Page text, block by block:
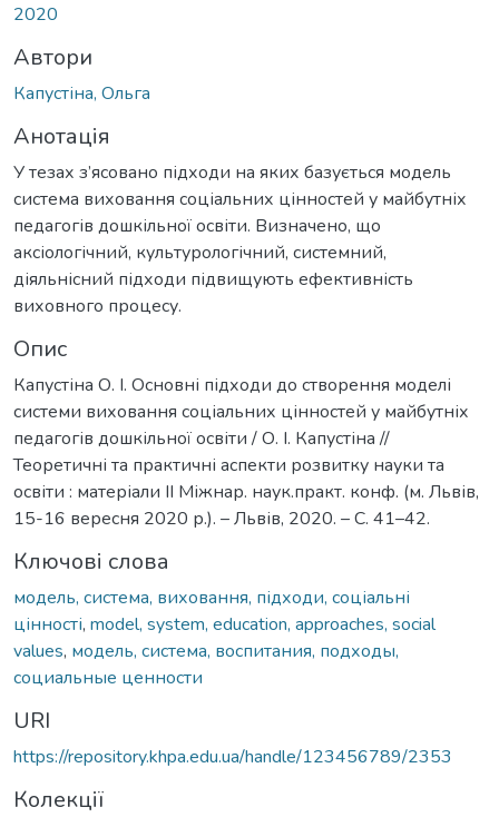
2020
Автори
Капустіна, Ольга
Анотація
У тезах з’ясовано підходи на яких базується модель
система виховання соціальних цінностей у майбутніх
педагогів дошкільної освіти. Визначено, що
аксіологічний, культурологічний, системний,
діяльнісний підходи підвищують ефективність
виховного процесу.
Опис
Капустіна О. І. Основні підходи до створення моделі
системи виховання соціальних цінностей у майбутніх
педагогів дошкільної освіти / О. І. Капустіна //
Теоретичні та практичні аспекти розвитку науки та
освіти : матеріали ІІ Міжнар. наук.­практ. конф. (м. Львів,
15-16 вересня 2020 р.). – Львів, 2020. – С. 41–42.
Ключові слова
модель, система, виховання, підходи, соціальні
цінності, model, system, education, approaches, social
values, модель, система, воспитания, подходы,
социальные ценности
URI
https://repository.khpa.edu.ua/handle/123456789/2353
Колекції